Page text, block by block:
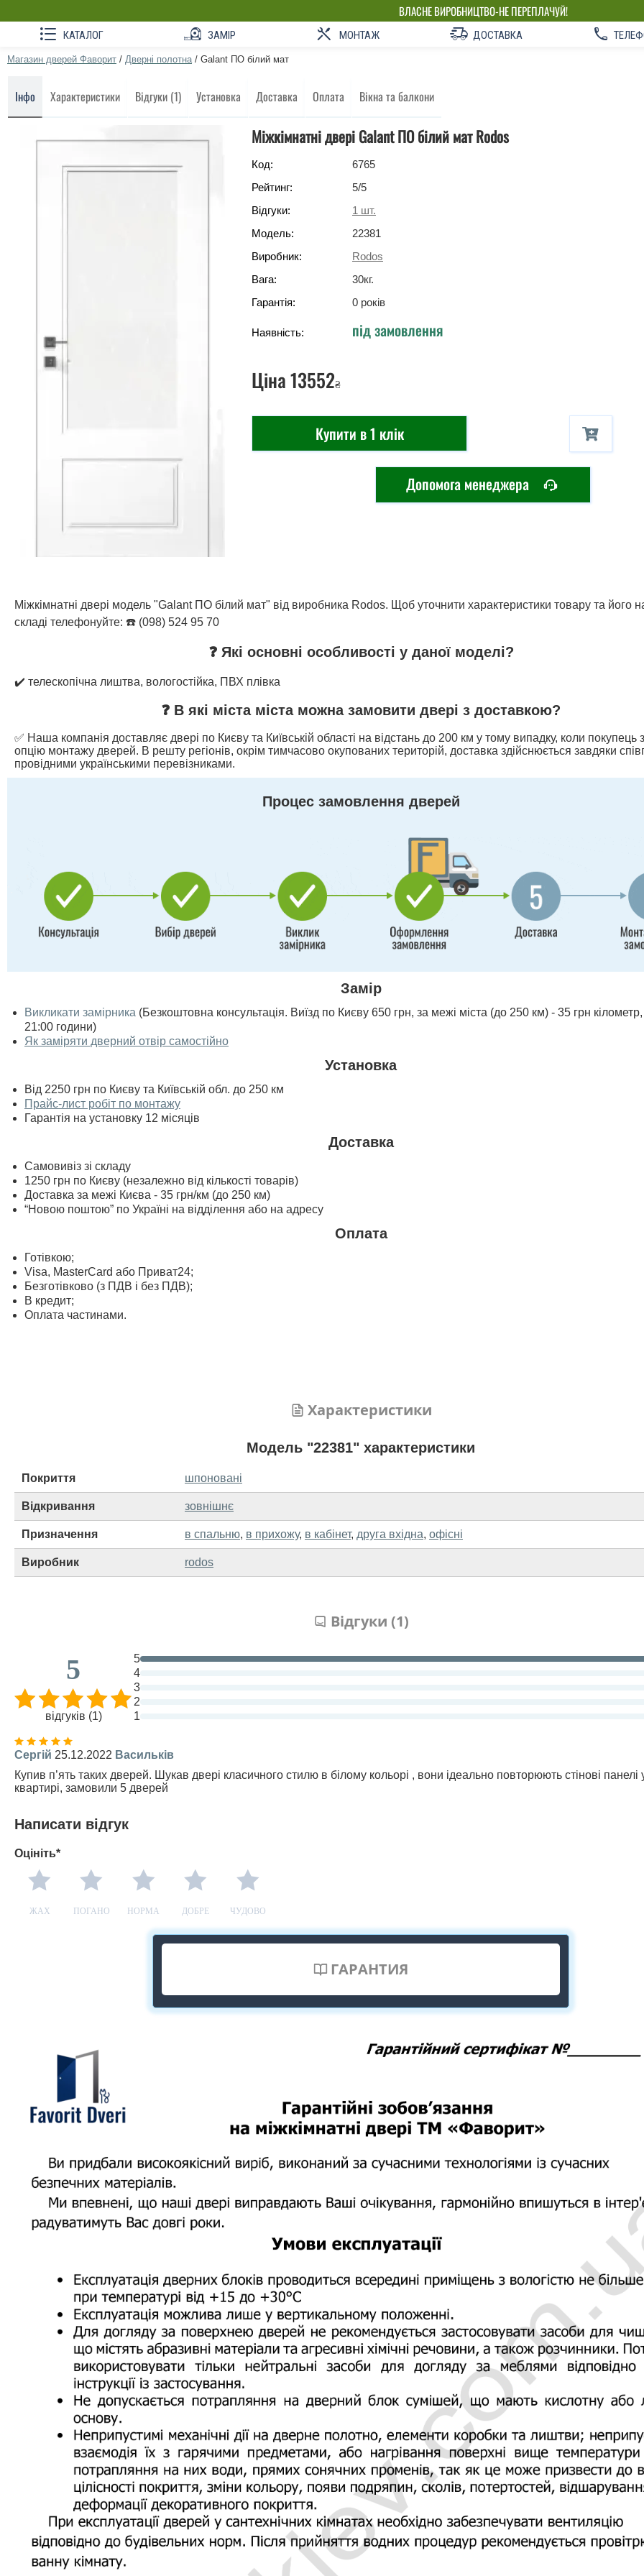
ВЛАСНЕ ВИРОБНИЦТВО-НЕ ПЕРЕПЛАЧУЙ!
КАТАЛОГ ЗАМІР МОНТАЖ ДОСТАВКА
Магазин дверей Фаворит / Дверні полотна / Galant ПО білий мат
Інфо Характеристики Відгуки (1) Установка Доставка Оплата Вікна та балкони
Міжкімнатні двері Galant ПО білий мат Rodos
Код:
6765
Рейтинг:
5/5
Відгуки:
1 шт.
Модель:
22381
Виробник:
Rodos
Вага:
30кг.
Гарантія:
0 років
Наявність: під замовлення
Ціна13552₴
Купити в 1 клік
Допомога менеджера
Міжкімнатні двері модель "Galant ПО білий мат" від виробника Rodos. Щоб уточнити характеристики товару та його
складі телефонуйте: ☎️ (098) 524 95 70
❓ Які основні особливості у даної моделі?
✔️ телескопічна лиштва, вологостійка, ПВХ плівка
❓ В які міста міста можна замовити двері з доставкою?
✅ Наша компанія доставляє двері по Києву та Київській області на відстань до 200 км у тому випадку, коли покупець
опцію монтажу дверей. В решту регіонів, окрім тимчасово окупованих територій, доставка здійснюється завдяки
провідними українськими перевізниками.
Процес замовлення дверей
Замір
Викликати замірника (Безкоштовна консультація. Виїзд по Києву 650 грн, за межі міста (до 250 км) - 35 грн
21:00 години)
Як заміряти дверний отвір самостійно
Установка
Від 2250 грн по Києву та Київській обл. до 250 км
Прайс-лист робіт по монтажу
Гарантія на установку 12 місяців
Доставка
Самовивіз зі складу
1250 грн по Києву (незалежно від кількості товарів)
Доставка за межі Києва - 35 грн/км (до 250 км)
“Новою поштою” по Україні на відділення або на адресу
Оплата
Готівкою;
Visa, MasterСard або Приват24;
Безготівково (з ПДВ і без ПДВ);
В кредит;
Оплата частинами.
Характеристики
Модель "22381" характеристики
Покриття шпоновані
Відкривання зовнішнє
Призначення в спальню, в прихожу, в кабінет, друга вхідна, офісні
Виробник rodos
Відгуки (1)
5
відгуків (1)
5
4
3
2
1
Сергій 25.12.2022 Васильків
Купив п’ять таких дверей. Шукав двері класичного стилю в білому кольорі , вони ідеально повторюють стінові панелі
квартирі, замовили 5 дверей
Написати відгук
Оцініть*
ЖАХ ПОГАНО НОРМА ДОБРЕ ЧУДОВО
ГАРАНТИЯ